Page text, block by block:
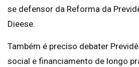
se defensor da Reforma da
Dieese.
Também é preciso debater
social e financiamento de longo